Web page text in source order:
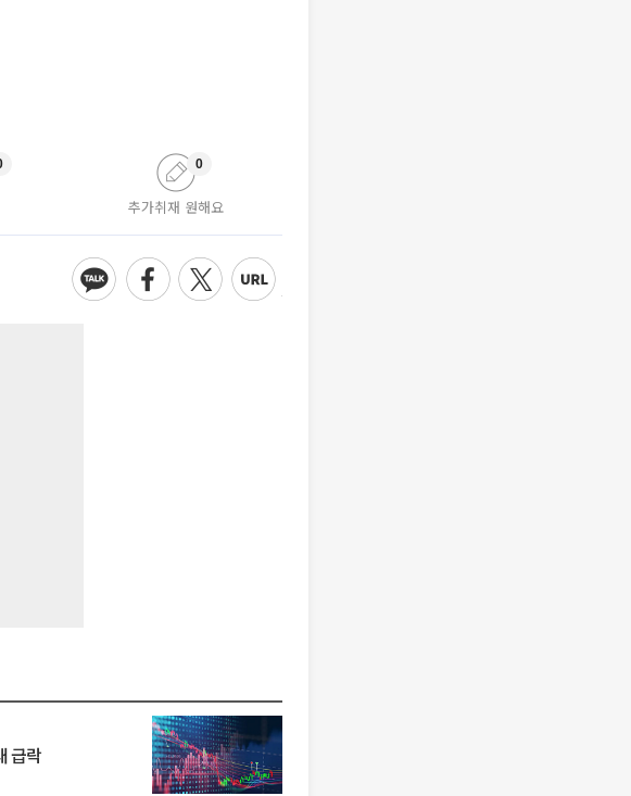
추가취재 원해요
0
급락